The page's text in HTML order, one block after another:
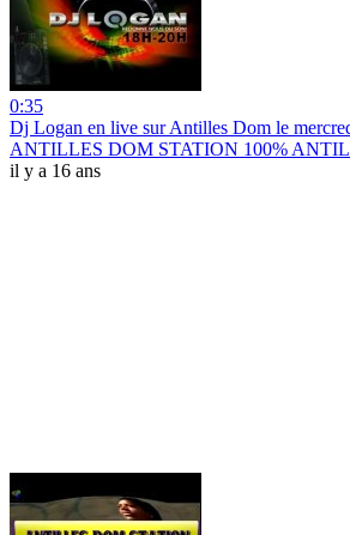
0:35
Dj Logan en live sur Antilles Dom le
ANTILLES DOM STATION 100%
il y a 16 ans